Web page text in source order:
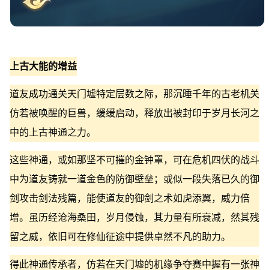
上古大能的增益
道友成功通关天门墟特定层数之际，那沉睡千年的古老机关
仿若被唤醒的巨兽，缓缓启动，释放出被封印于岁月长河之
中的上古神通之力。
这些神通，或如那坚不可摧的金钟罩，可在危机四伏的战斗
中为道友铸就一道金色的防御壁垒；或似一段失落已久的御
剑攻击剑法残篇，能使道友的御剑之术如虎添翼，威力倍
增。虽历经沧海桑田，岁月侵蚀，其力量有所衰减，然其残
留之威，依旧可在修仙征途中提供卓然不凡的助力。
得此神通传承者，仿若在天门墟的机缘争夺赛中握有一张神